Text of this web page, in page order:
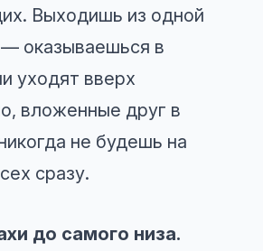
Выходишь из одной
оказываешься в
уходят вверх
вложенные друг в
не будешь на
сразу.
до самого низа.